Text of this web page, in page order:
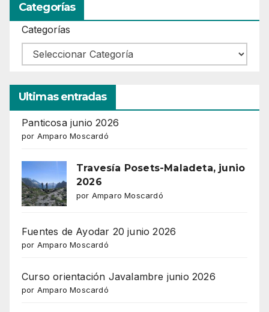
Categorías
Categorías
Ultimas entradas
Panticosa junio 2026
por Amparo Moscardó
Travesía Posets-Maladeta, junio
2026
por Amparo Moscardó
Fuentes de Ayodar 20 junio 2026
por Amparo Moscardó
Curso orientación Javalambre junio 2026
por Amparo Moscardó